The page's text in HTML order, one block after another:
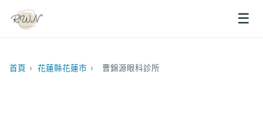
☰
首頁 › 花蓮縣花蓮市 › 曹錦源眼科診所